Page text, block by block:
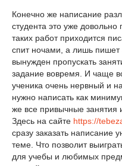
Конечно же написание
студента это уже
таких работ приходится
спит ночами, а лишь пишет
вынужден пропускать
задание вовремя. И чаще
ученика очень нервный и
нужно написать как
же все привычные занятия
Здесь на сайте https://
сразу заказать написание
теме. Что позволит
для учебы и любимых